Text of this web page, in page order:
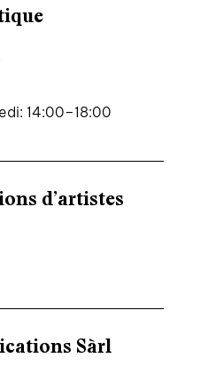
14:00–18:00
d’artistes
Sàrl